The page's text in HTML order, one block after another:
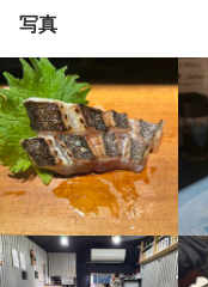
写真
平日のみ勤務OK(土日休み)
待遇
契約期間の定めなし。
昇給あり
車・バイク通勤OK
髪型・髪色自由
社員登用あり
独立支援制度あり
願いします！
小さな店舗なのでみんな
この仕事のおす
【独立希望者歓迎】
店舗運営のノウハウ、仕
えます。